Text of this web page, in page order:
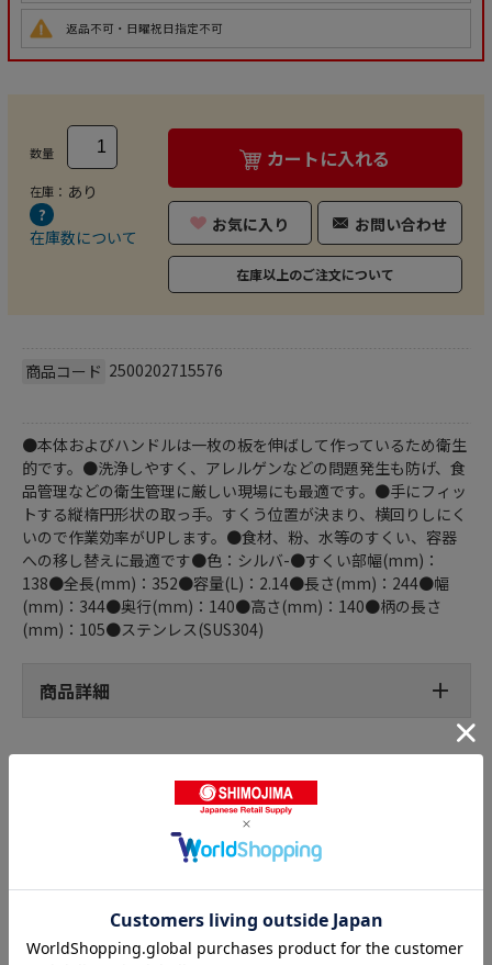
返品不可・日曜祝日指定不可
数量
在庫： あり
在庫数について
カートに入れる
お気に入り お問い合わせ
在庫以上のご注文について
商品コード 2500202715576
●本体およびハンドルは一枚の板を伸ばして作っているため衛生
的です。●洗浄しやすく、アレルゲンなどの問題発生も防げ、食
品管理などの衛生管理に厳しい現場にも最適です。●手にフィッ
トする縦楕円形状の取っ手。すくう位置が決まり、横回りしにく
いので作業効率がUPします。●食材、粉、水等のすくい、容器
への移し替えに最適です●色：シルバ-●すくい部幅(mm)：
138●全長(mm)：352●容量(L)：2.14●長さ(mm)：244●幅
(mm)：344●奥行(mm)：140●高さ(mm)：140●柄の長さ
(mm)：105●ステンレス(SUS304)
商品詳細
スコップの人気商品との比較